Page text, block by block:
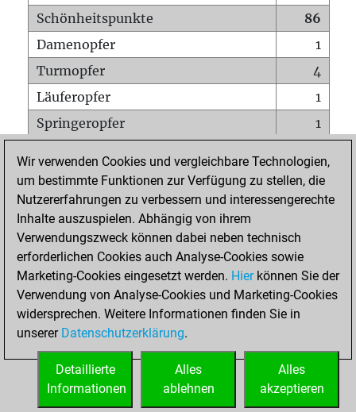
Schönheitspunkte
86
Damenopfer
1
Turmopfer
4
Läuferopfer
1
Springeropfer
1
Matt auf vollem Brett
0
Bauer setzt Matt
0
Erstickte Matts
Unterverwandlungen
Türme auf der siebten
1
STARTSEITE
Wir verwenden Cookies und vergleichbare Technologien,
um bestimmte Funktionen zur Verfügung zu stellen, die
Nutzererfahrungen zu verbessern und interessengerechte
Inhalte auszuspielen. Abhängig von ihrem
Verwendungszweck können dabei neben technisch
erforderlichen Cookies auch Analyse-Cookies sowie
Marketing-Cookies eingesetzt werden. Hierkönnen Sie der
Verwendung von Analyse-Cookies und Marketing-Cookies
widersprechen. Weitere Informationen finden Sie in
unserer Datenschutzerklärung.
Alles
akzeptieren
Alles
ablehnen
Detaillierte
Informationen